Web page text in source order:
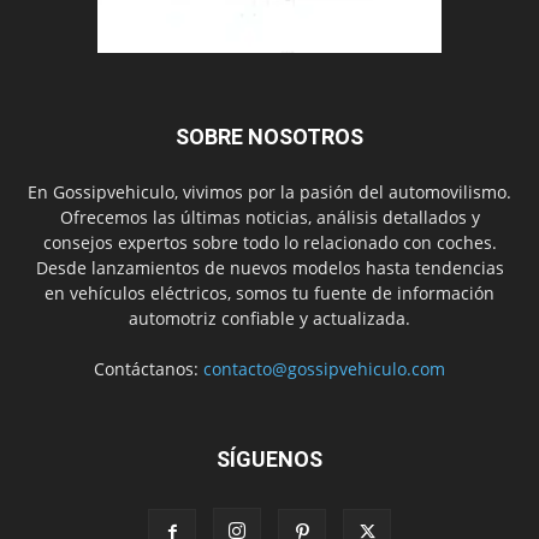
SOBRE NOSOTROS
En Gossipvehiculo, vivimos por la pasión del automovilismo.
Ofrecemos las últimas noticias, análisis detallados y
consejos expertos sobre todo lo relacionado con coches.
Desde lanzamientos de nuevos modelos hasta tendencias
en vehículos eléctricos, somos tu fuente de información
automotriz confiable y actualizada.
Contáctanos: contacto@gossipvehiculo.com
SÍGUENOS